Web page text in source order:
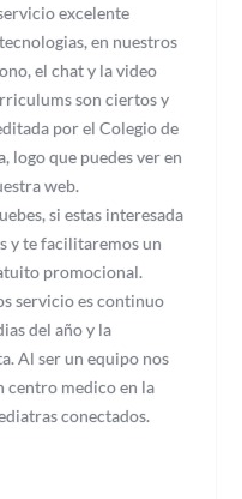
excelente
en nuestros
el chat y la video
son ciertos y
por el Colegio de
logo que puedes ver en
web.
si estas interesada
y te facilitaremos un
promocional.
servicio es continuo
del año y la
Al ser un equipo nos
centro medico en la
conectados.